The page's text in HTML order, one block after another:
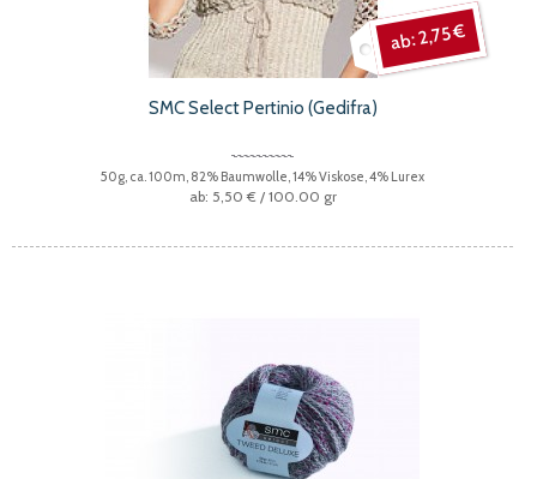
2,75 €
SMC Select Pertinio (Gedifra)
50g, ca. 100m, 82% Baumwolle, 14% Viskose, 4% Lurex
5,50 € / 100.00 gr